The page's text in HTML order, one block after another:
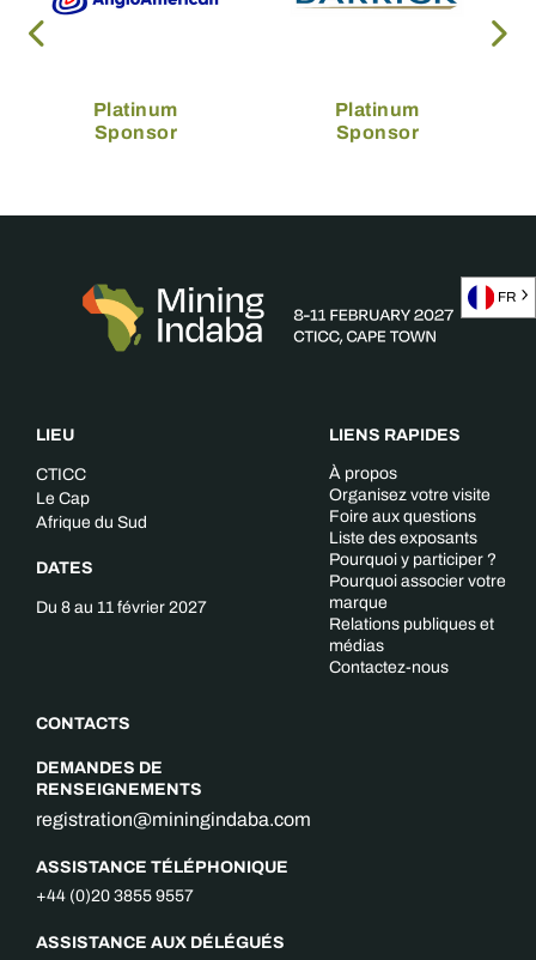
Platinum
Sponsor
Platinum
Sponsor
LIEU
CTICC
Le Cap
Afrique du Sud
DATES
Du 8 au 11 février 2027
CONTACTS
DEMANDES DE
RENSEIGNEMENTS
registration@miningindaba.com
ASSISTANCE TÉLÉPHONIQUE
+44 (0)20 3855 9557
ASSISTANCE AUX DÉLÉGUÉS
LIENS RAPIDES
À propos
Organisez votre visite
Foire aux questions
Liste des exposants
Pourquoi y participer ?
Pourquoi associer votre
marque
Relations publiques et
médias
Contactez-nous
FR